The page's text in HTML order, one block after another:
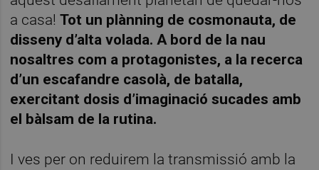
a casa!Tot un plànning de cosmonauta, de
disseny d’alta volada. A bord de la nau
nosaltres com a protagonistes, a la recerca
d’un escafandre casolà, de batalla,
exercitant dosis d’imaginació sucades amb
el bàlsam de la rutina.
I ves per on reduirem la transmissió amb la